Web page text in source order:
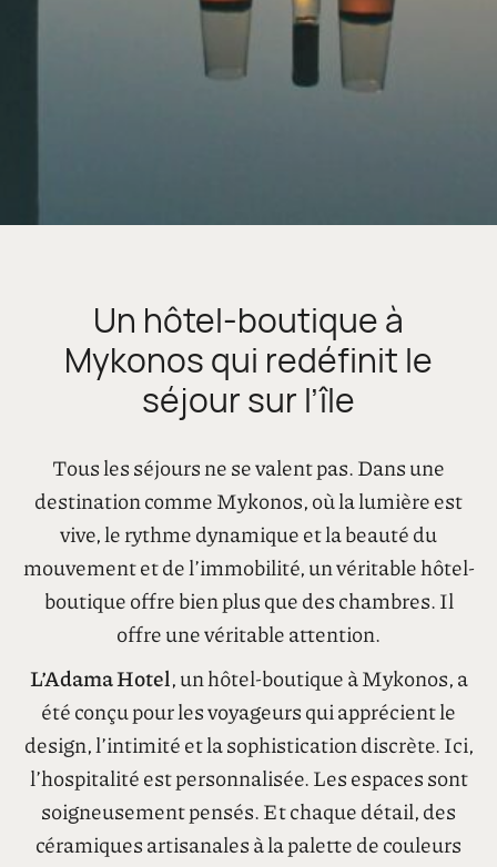
Un hôtel-boutique à
Mykonos qui redéfinit le
séjour sur l’île
Tous les séjours ne se valent pas. Dans une
vive, le rythme dynamique et la beauté du
mouvement et de l’immobilité, un véritable hôtel-
boutique offre bien plus que des chambres. Il
offre une véritable attention.
L’Adama Hotel, un hôtel-boutique à Mykonos, a